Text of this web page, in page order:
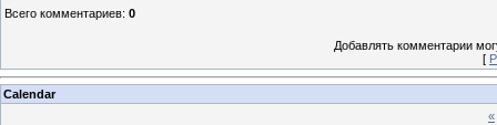
Всего комментариев: 0
Добавлять комментарии
[
Calendar
«